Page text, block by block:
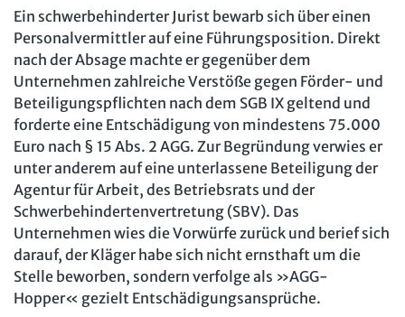
Mitbestimmung
Arbeit und Recht
Soziales Recht
Digitales Arbeits- und Sozialrecht
Soziale Sicherheit
JAV-Praxis online
Presse Interne Meldestelle Verträge kündigen
Hilfe
Datenschutz
AGB Impressum
Kontakt
Erklärung zur Barrierefreiheit
Widerruf
Verlag
Karriere Buchhandel
Ein schwerbehinderter Jurist bewarb sich über einen
Personalvermittler auf eine Führungsposition. Direkt
nach der Absage machte er gegenüber dem
Unternehmen zahlreiche Verstöße gegen Förder- und
Beteiligungspflichten nach dem SGB IX geltend und
forderte eine Entschädigung von mindestens 75.000
Euro nach § 15 Abs. 2 AGG. Zur Begründung verwies er
unter anderem auf eine unterlassene Beteiligung der
Agentur für Arbeit, des Betriebsrats und der
Schwerbehindertenvertretung (SBV). Das
Unternehmen wies die Vorwürfe zurück und berief sich
darauf, der Kläger habe sich nicht ernsthaft um die
Stelle beworben, sondern verfolge als »AGG-
Hopper« gezielt Entschädigungsansprüche.